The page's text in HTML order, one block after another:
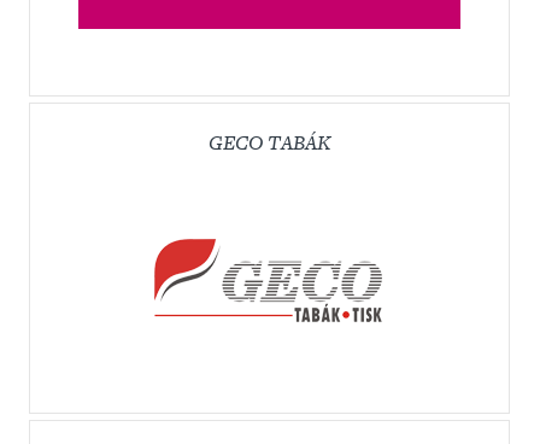
GECO TABÁK